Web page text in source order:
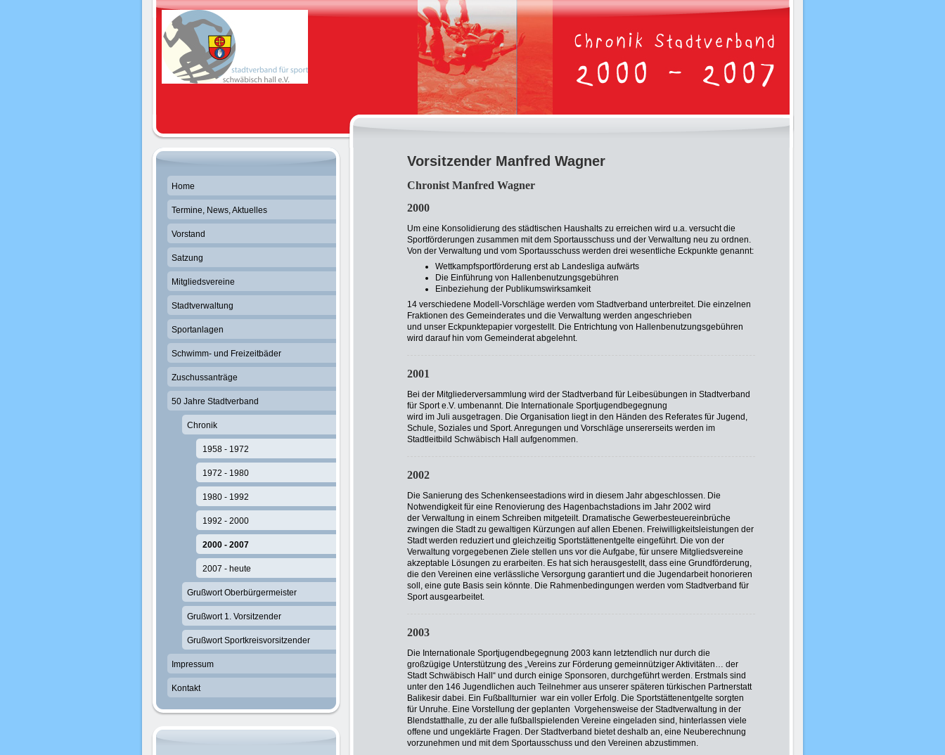
Vorsitzender Manfred Wagner
Chronist Manfred Wagner
2000
Um eine Konsolidierung des städtischen Haushalts zu erreichen wird u.a. versucht die
Sportförderungen zusammen mit dem Sportausschuss und der Verwaltung neu zu ordnen.
Von der Verwaltung und vom Sportausschuss werden drei wesentliche Eckpunkte genannt:
Wettkampfsportförderung erst ab Landesliga aufwärts
Die Einführung von Hallenbenutzungsgebühren
Einbeziehung der Publikumswirksamkeit
14 verschiedene Modell-Vorschläge werden vom Stadtverband unterbreitet. Die einzelnen
Fraktionen des Gemeinderates und die Verwaltung werden angeschrieben
und unser Eckpunktepapier vorgestellt. Die Entrichtung von Hallenbenutzungsgebühren
wird darauf hin vom Gemeinderat abgelehnt.
2001
Bei der Mitgliederversammlung wird der Stadtverband für Leibesübungen in Stadtverband
für Sport e.V. umbenannt. Die Internationale Sportjugendbegegnung
wird im Juli ausgetragen. Die Organisation liegt in den Händen des Referates für Jugend,
Schule, Soziales und Sport. Anregungen und Vorschläge unsererseits werden im
Stadtleitbild Schwäbisch Hall aufgenommen.
2002
Die Sanierung des Schenkenseestadions wird in diesem Jahr abgeschlossen. Die
Notwendigkeit für eine Renovierung des Hagenbachstadions im Jahr 2002 wird
der Verwaltung in einem Schreiben mitgeteilt. Dramatische Gewerbesteuereinbrüche
zwingen die Stadt zu gewaltigen Kürzungen auf allen Ebenen. Freiwilligkeitsleistungen der
Stadt werden reduziert und gleichzeitig Sportstättenentgelte eingeführt. Die von der
Verwaltung vorgegebenen Ziele stellen uns vor die Aufgabe, für unsere Mitgliedsvereine
akzeptable Lösungen zu erarbeiten. Es hat sich herausgestellt, dass eine Grundförderung,
die den Vereinen eine verlässliche Versorgung garantiert und die Jugendarbeit honorieren
soll, eine gute Basis sein könnte. Die Rahmenbedingungen werden vom Stadtverband für
Sport ausgearbeitet.
2003
Die Internationale Sportjugendbegegnung 2003 kann letztendlich nur durch die
großzügige Unterstützung des „Vereins zur Förderung gemeinnütziger Aktivitäten… der
Stadt Schwäbisch Hall“ und durch einige Sponsoren, durchgeführt werden. Erstmals sind
unter den 146 Jugendlichen auch Teilnehmer aus unserer späteren türkischen Partnerstatt
Balikesir dabei. Ein Fußballturnier war ein voller Erfolg. Die Sportstättenentgelte sorgten
für Unruhe. Eine Vorstellung der geplanten Vorgehensweise der Stadtverwaltung in der
Blendstatthalle, zu der alle fußballspielenden Vereine eingeladen sind, hinterlassen viele
offene und ungeklärte Fragen. Der Stadtverband bietet deshalb an, eine Neuberechnung
vorzunehmen und mit dem Sportausschuss und den Vereinen abzustimmen.
Home
Termine, News, Aktuelles
Vorstand
Satzung
Mitgliedsvereine
Stadtverwaltung
Sportanlagen
Schwimm- und Freizeitbäder
Zuschussanträge
50 Jahre Stadtverband
Chronik
1958 - 1972
1972 - 1980
1980 - 1992
1992 - 2000
2000 - 2007
2007 - heute
Grußwort Oberbürgermeister
Grußwort 1. Vorsitzender
Grußwort Sportkreisvorsitzender
Impressum
Kontakt